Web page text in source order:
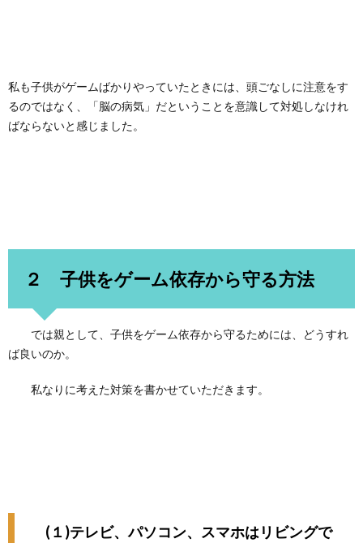
私も子供がゲームばかりやっていたときには、頭ごなしに注意をす
るのではなく、「脳の病気」だということを意識して対処しなけれ
ばならないと感じました。
２ 子供をゲーム依存から守る方法
では親として、子供をゲーム依存から守るためには、どうすれ
ば良いのか。
私なりに考えた対策を書かせていただきます。
(１)テレビ、パソコン、スマホはリビングで